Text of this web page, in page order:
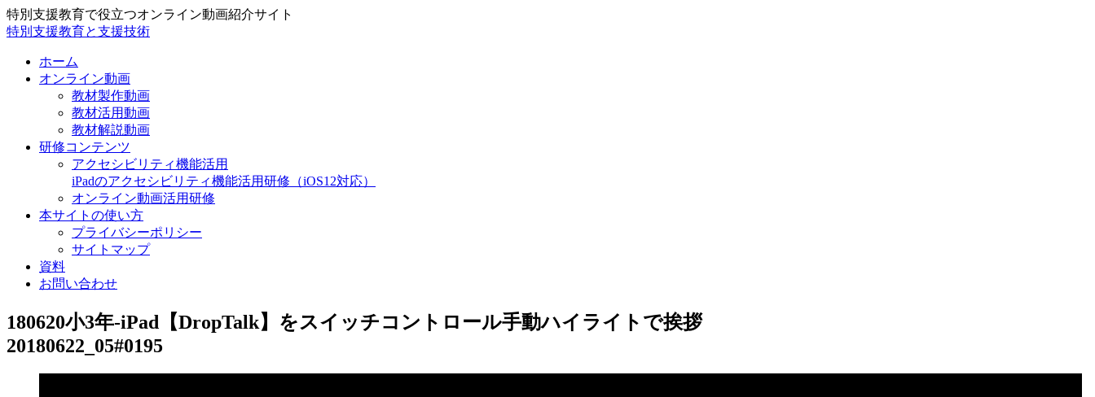
特別支援教育で役立つオンライン動画紹介サイト
特別支援教育と支援技術
ホーム
オンライン動画
教材製作動画
教材活用動画
教材解説動画
研修コンテンツ
アクセシビリティ機能活用
iPadのアクセシビリティ機能活用研修（iOS12対応）
オンライン動画活用研修
本サイトの使い方
プライバシーポリシー
サイトマップ
資料
お問い合わせ
180620小3年-iPad【DropTalk】をスイッチコントロール手動ハイライトで挨拶
20180622_05#0195